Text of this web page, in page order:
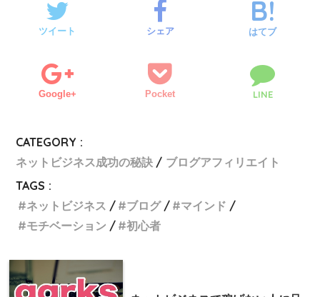
ツイート シェア はてブ
Google+ Pocket LINE
CATEGORY :
ネットビジネス成功の秘訣
ブログアフィリエイト
TAGS :
ネットビジネス
ブログ
マインド
モチベーション
初心者